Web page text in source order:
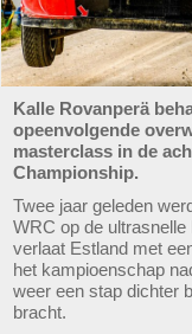
Kalle Rovanperä
opeenvolgende
masterclass in de
Championship.
Twee jaar geleden
WRC op de
verlaat Estland met
het kampioenschap
weer een stap dichter
bracht.